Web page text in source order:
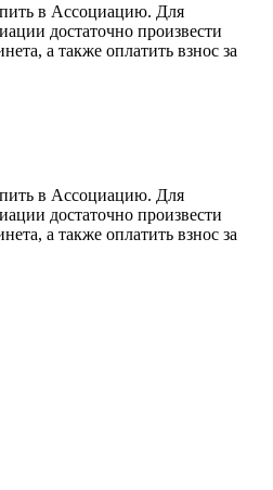
в Ассоциацию. Для
достаточно произвести
а также оплатить взнос за
в Ассоциацию. Для
достаточно произвести
а также оплатить взнос за